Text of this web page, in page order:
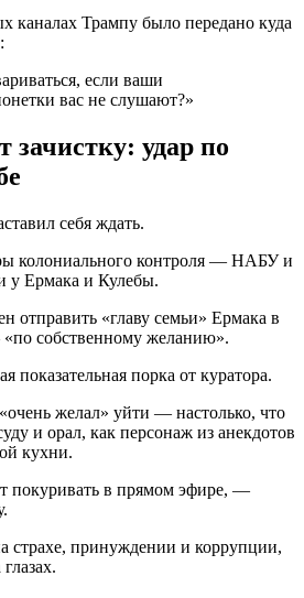
каналах Трампу было передано куда
если ваши
вас не слушают?»
удар по
себя ждать.
колониального контроля — НАБУ и
Ермака и Кулебы.
отправить «главу семьи» Ермака в
собственному желанию».
показательная порка от куратора.
желал» уйти — настолько, что
и орал, как персонаж из анекдотов
кухни.
покуривать в прямом эфире, —
страхе, принуждении и коррупции,